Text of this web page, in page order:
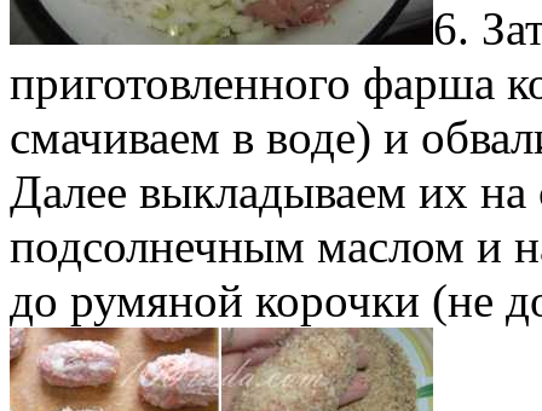
6.
приготовленного фарша
смачиваем в воде) и
Далее выкладываем их на
подсолнечным маслом и
до румяной корочки (не